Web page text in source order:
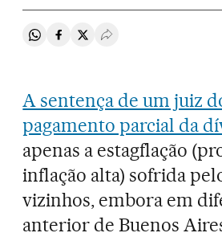
Compartir en Whatsapp
Compartir en Facebook
Compartir en Twitter
Desplegar Redes
A sentença de um juiz
pagamento parcial da
apenas a estagflação
inflação alta) sofrida
vizinhos, embora em
anterior de Buenos